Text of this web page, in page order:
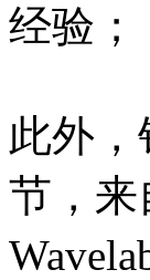
经验；
此外
节，来